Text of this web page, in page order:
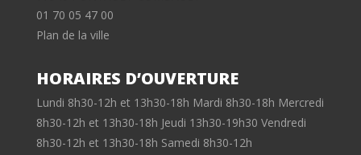
01 70 05 47 00
Plan de la ville
HORAIRES D’OUVERTURE
Lundi 8h30-12h et 13h30-18h Mardi 8h30-18h Mercredi
8h30-12h et 13h30-18h Jeudi 13h30-19h30 Vendredi
8h30-12h et 13h30-18h Samedi 8h30-12h